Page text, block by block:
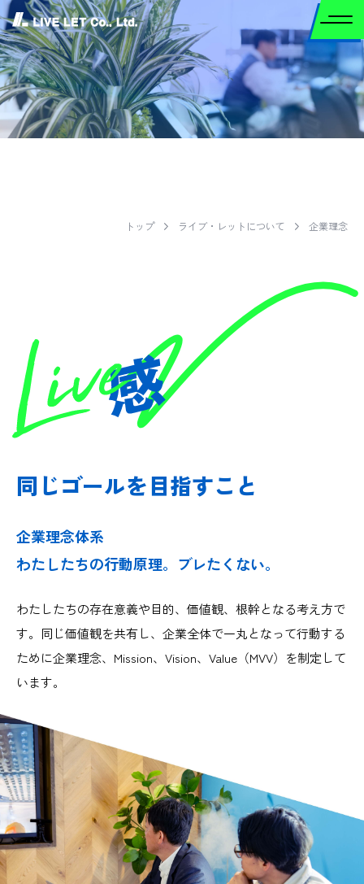
トップ ライブ・レットについて 企業理念
同じゴールを目指すこと
企業理念体系
わたしたちの行動原理。ブレたくない。
わたしたちの存在意義や目的、価値観、根幹となる考え方で
す。同じ価値観を共有し、企業全体で一丸となって行動する
ために企業理念、Mission、Vision、Value（MVV）を制定して
います。